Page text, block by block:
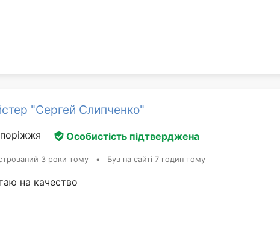
"Сергей Слипченко"
Особистість підтверджена
3 роки тому • Був на сайті 7 годин тому
на качество